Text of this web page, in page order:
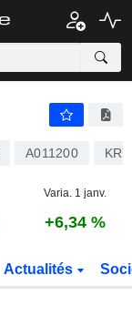
A011200
Varia. 1 janv.
+6,34 %
Actualités